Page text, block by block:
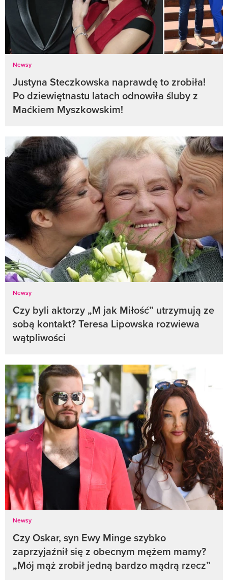
Newsy
Justyna Steczkowska naprawdę to zrobiła!
Po dziewiętnastu latach odnowiła śluby z
Maćkiem Myszkowskim!
Newsy
Czy byli aktorzy „M jak Miłość” utrzymują ze
sobą kontakt? Teresa Lipowska rozwiewa
wątpliwości
Newsy
Czy Oskar, syn Ewy Minge szybko
zaprzyjaźnił się z obecnym mężem mamy?
„Mój mąż zrobił jedną bardzo mądrą rzecz”